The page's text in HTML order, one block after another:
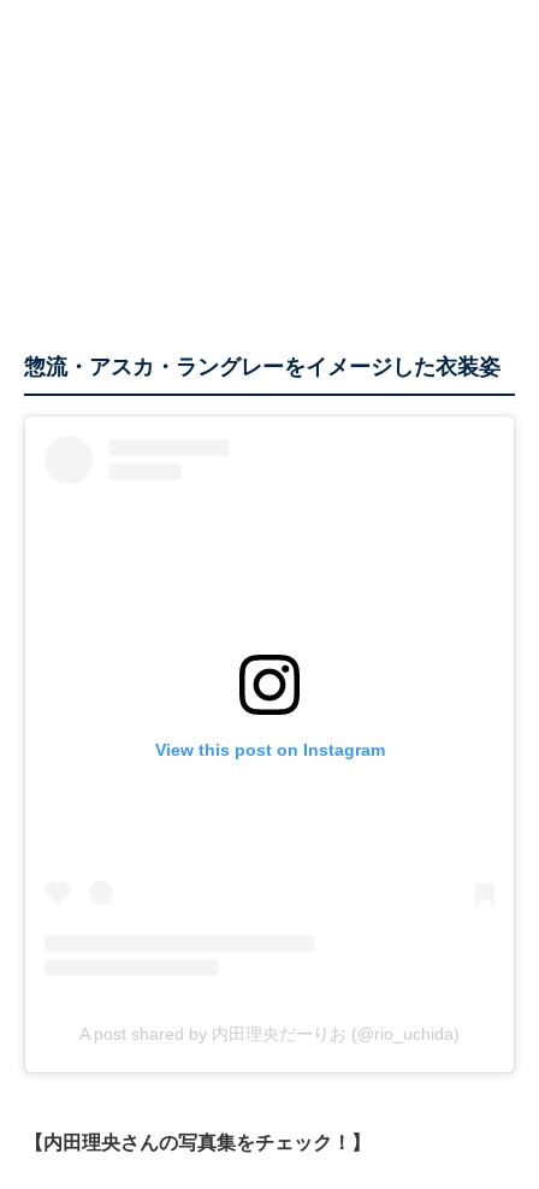
惣流・アスカ・ラングレーをイメージした衣装姿
View this post on Instagram
A post shared by 内田理央だーりお (@rio_uchida)
【内田理央さんの写真集をチェック！】